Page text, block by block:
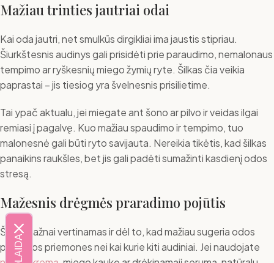
Mažiau trinties jautriai odai
Kai oda jautri, net smulkūs dirgikliai ima jaustis stipriau.
Šiurkštesnis audinys gali prisidėti prie paraudimo, nemalonaus
tempimo ar ryškesnių miego žymių ryte. Šilkas čia veikia
paprastai – jis tiesiog yra švelnesnis prisilietime.
Tai ypač aktualu, jei miegate ant šono ar pilvo ir veidas ilgai
remiasi į pagalvę. Kuo mažiau spaudimo ir tempimo, tuo
malonesnė gali būti ryto savijauta. Nereikia tikėtis, kad šilkas
panaikins raukšles, bet jis gali padėti sumažinti kasdienį odos
stresą.
Mažesnis drėgmės praradimo pojūtis
Šilkas dažnai vertinamas ir dėl to, kad mažiau sugeria odos
priežiūros priemones nei kai kurie kiti audiniai. Jei naudojate